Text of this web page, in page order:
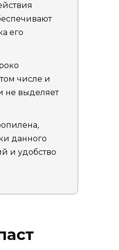
его
числе и
не выделяет
данного
и удобство